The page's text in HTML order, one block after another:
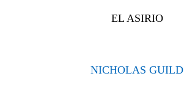
EL ASIRIO
NICHOLAS GUILD